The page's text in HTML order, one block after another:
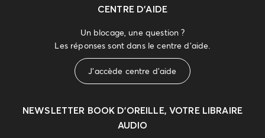
CENTRE D'AIDE
Un blocage, une question ?
Les réponses sont dans le centre d'aide.
J'accède centre d'aide
NEWSLETTER BOOK D’OREILLE, VOTRE LIBRAIRE
AUDIO